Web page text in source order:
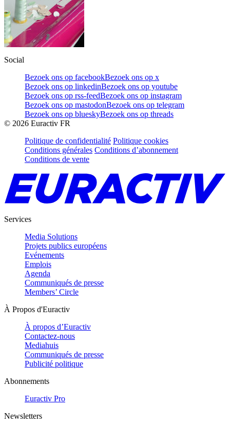
Social
Bezoek ons op facebookBezoek ons op x
Bezoek ons op linkedinBezoek ons op youtube
Bezoek ons op rss-feedBezoek ons op instagram
Bezoek ons op mastodonBezoek ons op telegram
Bezoek ons op blueskyBezoek ons op threads
© 2026 Euractiv FR
Politique de confidentialité Politique cookies
Conditions générales Conditions d’abonnement
Conditions de vente
Services
Media Solutions
Projets publics européens
Evénements
Emplois
Agenda
Communiqués de presse
Members’ Circle
À Propos d'Euractiv
À propos d’Euractiv
Contactez-nous
Mediahuis
Communiqués de presse
Publicité politique
Abonnements
Euractiv Pro
Newsletters